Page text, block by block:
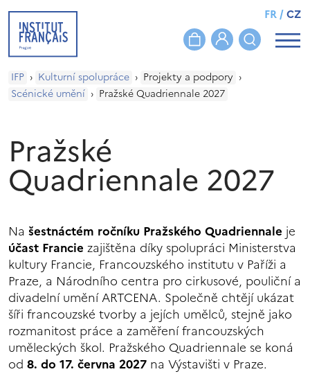
FR/CZ
IFP › Kulturní spolupráce › Projekty a podpory ›
Scénické umění › Pražské Quadriennale 2027
Pražské
Quadriennale 2027
Na šestnáctém ročníku Pražského Quadriennale je
účast Francie zajištěna díky spolupráci Ministerstva
kultury Francie, Francouzského institutu v Paříži a
Praze, a Národního centra pro cirkusové, pouliční a
divadelní uměníARTCENA. Společně chtějí ukázat
šíři francouzské tvorby a jejích umělců, stejně jako
rozmanitost práce a zaměření francouzských
uměleckých škol. Pražského Quadriennale se koná
od 8. do 17. června 2027 na Výstavišti v Praze.